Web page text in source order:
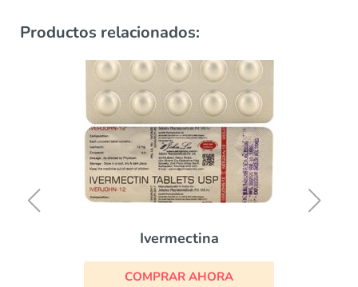
Productos relacionados:
Ivermectina
COMPRAR AHORA